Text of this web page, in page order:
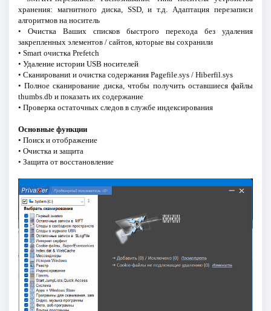
хранения: магнитного диска, SSD, и т.д. Адаптация перезаписи
алгоритмов на носитель
• Очистка Ваших списков быстрого перехода без удаления
закрепленных элементов / сайтов, которые вы сохранили
• Smart очистка Prefetch
• Удаление истории USB носителей
• Сканированиt и очистка содержания Pagefile.sys / Hiberfil.sys
• Полное сканирование диска, чтобы получить оставшиеся файлы
thumbs.db и показать их содержание
• Проверка остаточных следов в службе индексирования
Основные функции
• Поиск и отображение
• Очистка и защита
• Защита от восстановление